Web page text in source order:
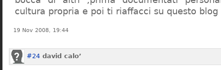
cultura propria e poi ti riaffacci su questo blog
19 Nov 2008, 19:44
#24 david calo’